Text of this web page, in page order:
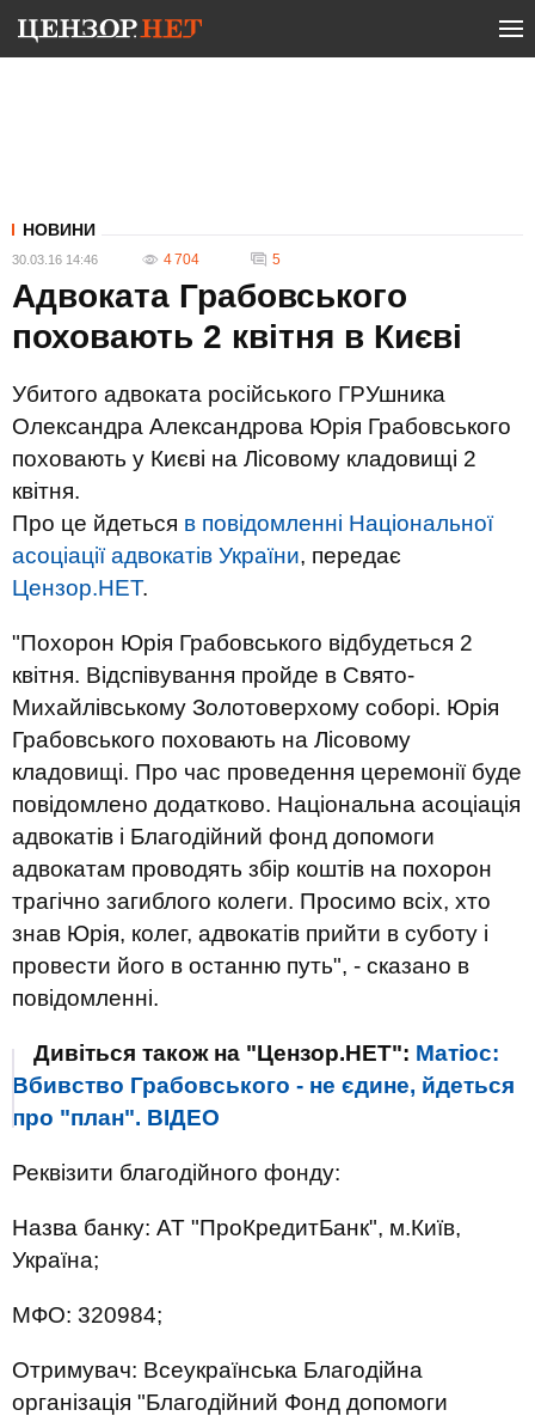
НОВИНИ
30.03.16 14:46 4 704 5
Адвоката Грабовського
поховають 2 квітня в Києві
Убитого адвоката російського ГРУшника
Олександра Александрова Юрія Грабовського
поховають у Києві на Лісовому кладовищі 2
квітня.
Про це йдеться в повідомленні Національної
асоціації адвокатів України, передає
Цензор.НЕТ.
"Похорон Юрія Грабовського відбудеться 2
квітня. Відспівування пройде в Свято-
Михайлівському Золотоверхому соборі. Юрія
Грабовського поховають на Лісовому
кладовищі. Про час проведення церемонії буде
повідомлено додатково. Національна асоціація
адвокатів і Благодійний фонд допомоги
адвокатам проводять збір коштів на похорон
трагічно загиблого колеги. Просимо всіх, хто
знав Юрія, колег, адвокатів прийти в суботу і
провести його в останню путь", - сказано в
повідомленні.
Дивіться також на "Цензор.НЕТ": Матіос:
Вбивство Грабовського - не єдине, йдеться
про "план". ВІДЕО
Реквізити благодійного фонду:
Назва банку: АТ "ПроКредитБанк", м.Київ,
Україна;
МФО: 320984;
Отримувач: Всеукраїнська Благодійна
організація "Благодійний Фонд допомоги